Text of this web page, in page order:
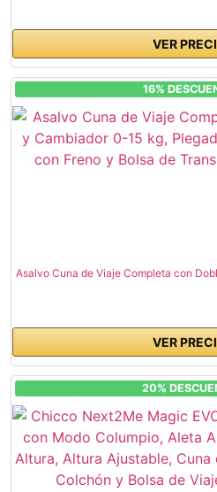
VER
16%
Asalvo Cuna de Viaje Completa con
VER
20%